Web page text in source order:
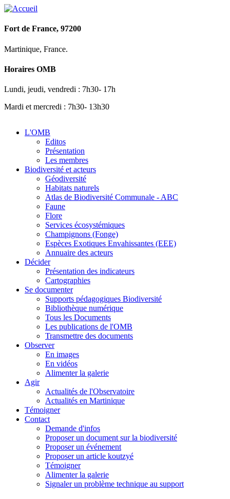
Fort de France, 97200
Martinique, France.
Horaires OMB
Lundi, jeudi, vendredi : 7h30- 17h
Mardi et mercredi : 7h30- 13h30
L'OMB
Editos
Présentation
Les membres
Biodiversité et acteurs
Géodiversité
Habitats naturels
Atlas de Biodiversité Communale - ABC
Faune
Flore
Services écosystémiques
Champignons (Fonge)
Espèces Exotiques Envahissantes (EEE)
Annuaire des acteurs
Décider
Présentation des indicateurs
Cartographies
Se documenter
Supports pédagogiques Biodiversité
Bibliothèque numérique
Tous les Documents
Les publications de l'OMB
Transmettre des documents
Observer
En images
En vidéos
Alimenter la galerie
Agir
Actualités de l'Observatoire
Actualités en Martinique
Témoigner
Contact
Demande d'infos
Proposer un document sur la biodiversité
Proposer un événement
Proposer un article koutzyé
Témoigner
Alimenter la galerie
Signaler un problème technique au support